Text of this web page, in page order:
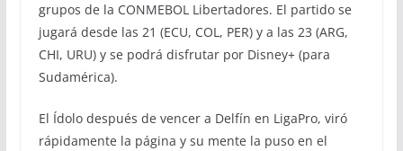
grupos de la CONMEBOL Libertadores. El partido se
jugará desde las 21 (ECU, COL, PER) y a las 23 (ARG,
CHI, URU) y se podrá disfrutar por Disney+ (para
Sudamérica).
El Ídolo después de vencer a Delfín en LigaPro, viró
rápidamente la página y su mente la puso en el